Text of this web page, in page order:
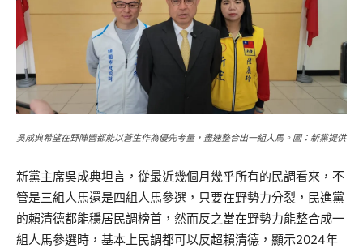
吳成典希望在野陣營都能以蒼生作為優先考量，盡速整合出一組人馬。圖：新黨提供
新黨主席吳成典坦言，從最近幾個月幾乎所有的民調看來，不
管是三組人馬還是四組人馬參選，只要在野勢力分裂，民進黨
的賴清德都能穩居民調榜首，然而反之當在野勢力能整合成一
組人馬參選時，基本上民調都可以反超賴清德，顯示2024年